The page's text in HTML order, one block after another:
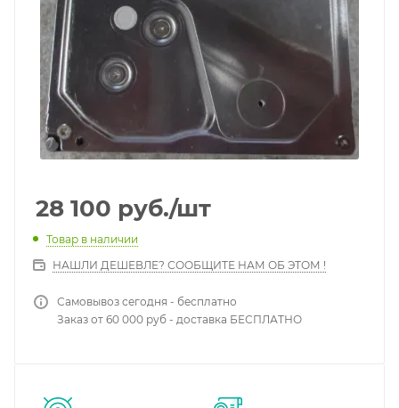
28 100 руб./шт
Товар в наличии
НАШЛИ ДЕШЕВЛЕ? СООБЩИТЕ НАМ ОБ ЭТОМ !
Самовывоз сегодня - бесплатно
Заказ от 60 000 руб - доставка БЕСПЛАТНО